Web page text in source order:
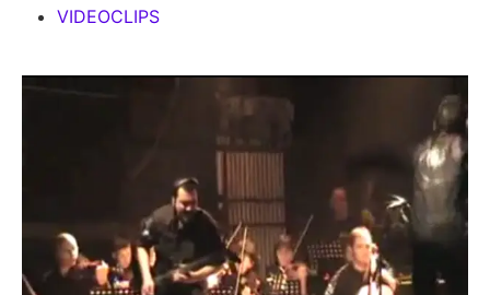
VIDEOCLIPS